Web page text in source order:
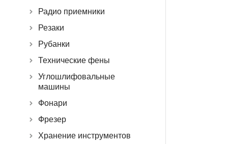
Радио приемники
Резаки
Рубанки
Технические фены
Углошлифовальные
машины
Фонари
Фрезер
Хранение инструментов